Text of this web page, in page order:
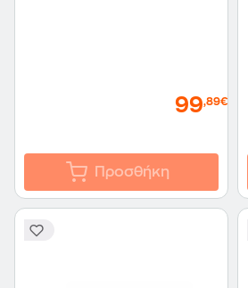
99,89€
Προσθήκη